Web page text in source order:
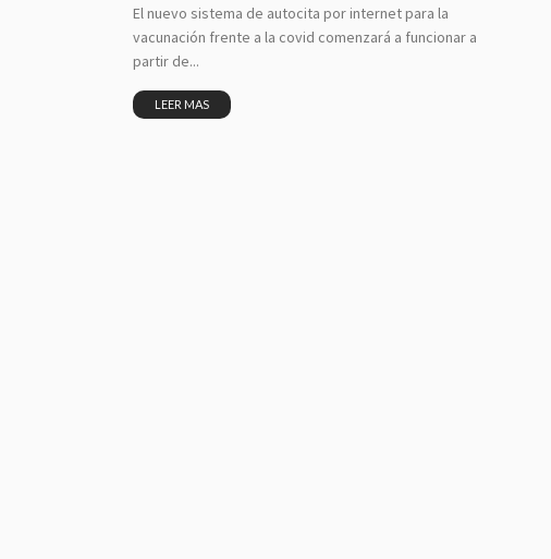
El nuevo sistema de autocita por internet para la
vacunación frente a la covid comenzará a funcionar a
partir de...
LEER MAS